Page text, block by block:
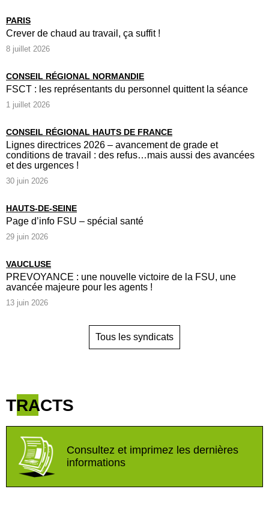
PARIS
Crever de chaud au travail, ça suffit !
8 juillet 2026
CONSEIL RÉGIONAL NORMANDIE
FSCT : les représentants du personnel quittent la séance
1 juillet 2026
CONSEIL RÉGIONAL HAUTS DE FRANCE
Lignes directrices 2026 – avancement de grade et
conditions de travail : des refus…mais aussi des avancées
et des urgences !
30 juin 2026
HAUTS-DE-SEINE
Page d’info FSU – spécial santé
29 juin 2026
VAUCLUSE
PREVOYANCE : une nouvelle victoire de la FSU, une
avancée majeure pour les agents !
13 juin 2026
Tous les syndicats
TRACTS
Consultez et imprimez les dernières
informations